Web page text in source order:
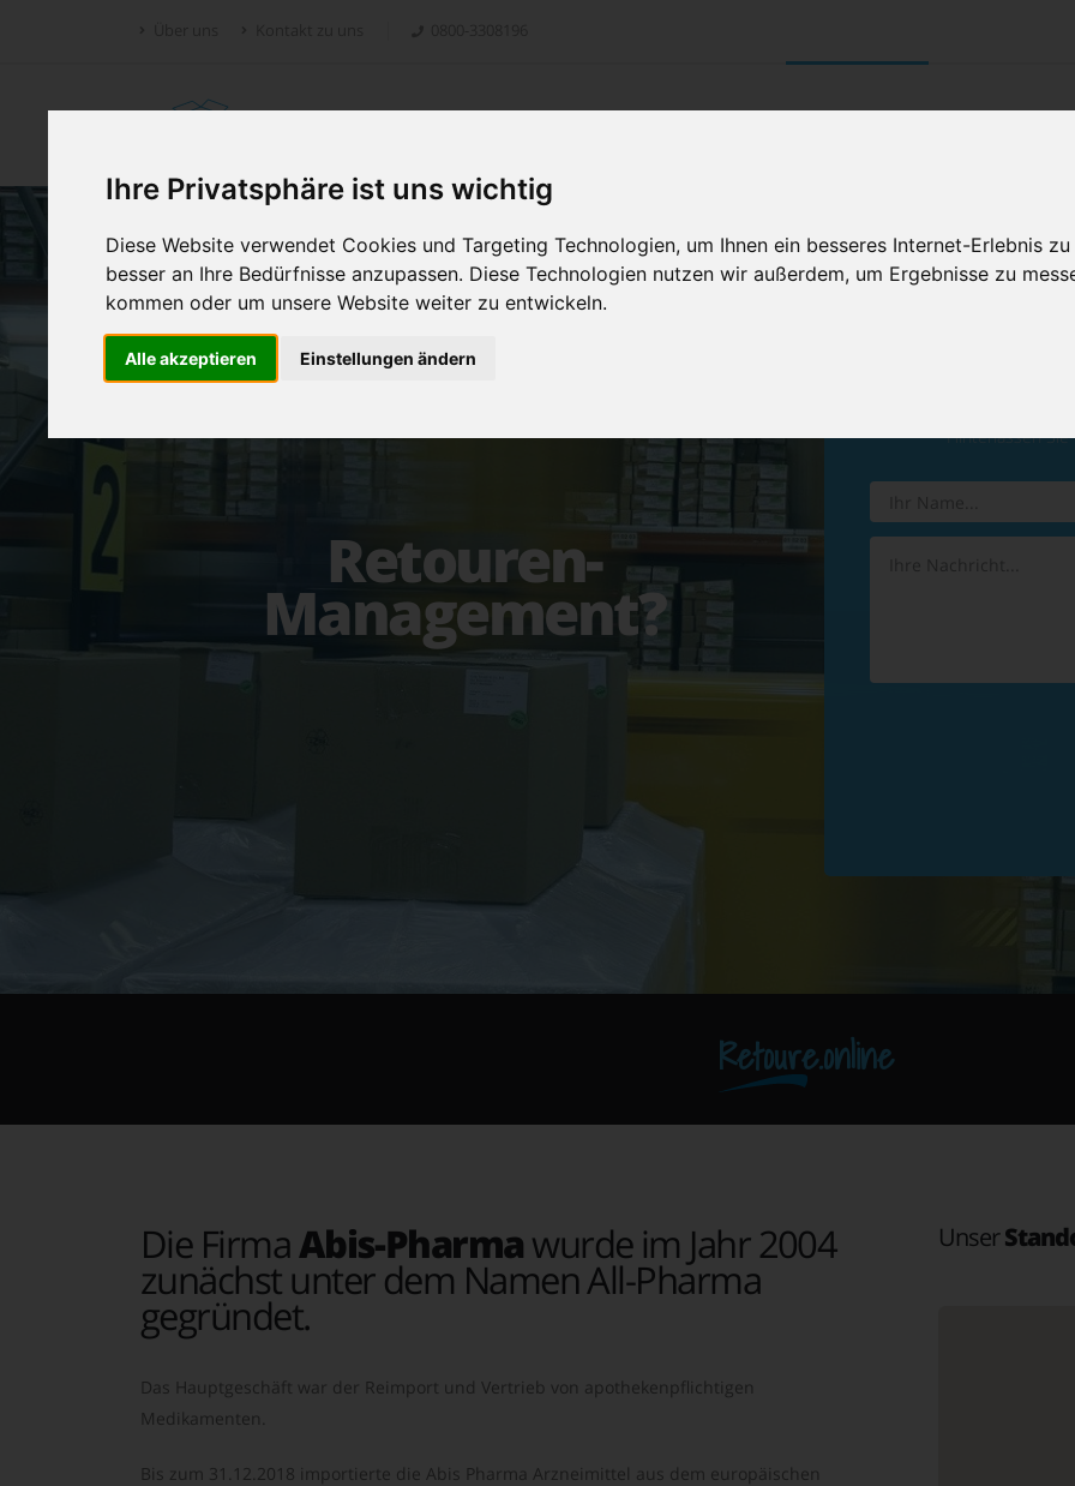
Ihre Privatsphäre ist uns wichtig
Diese Website verwendet Cookies und Targeting Technologien, um Ihnen ein besseres Internet-Erlebnis
besser an Ihre Bedürfnisse anzupassen. Diese Technologien nutzen wir außerdem, um Ergebnisse zu
kommen oder um unsere Website weiter zu entwickeln.
Alle akzeptieren Einstellungen ändern
Retoure.online
Retouren-
Management?
Hinterlassen
Retoure.online
Die FirmaAbis-Pharmawurde im Jahr 2004
zunächst unter dem Namen All-Pharma
gegründet.
Das Hauptgeschäft war der Reimport und Vertrieb von apothekenpflichtigen
Medikamenten.
Bis zum 31.12.2018 importierte die Abis Pharma Arzneimittel aus dem europäischen
Unser